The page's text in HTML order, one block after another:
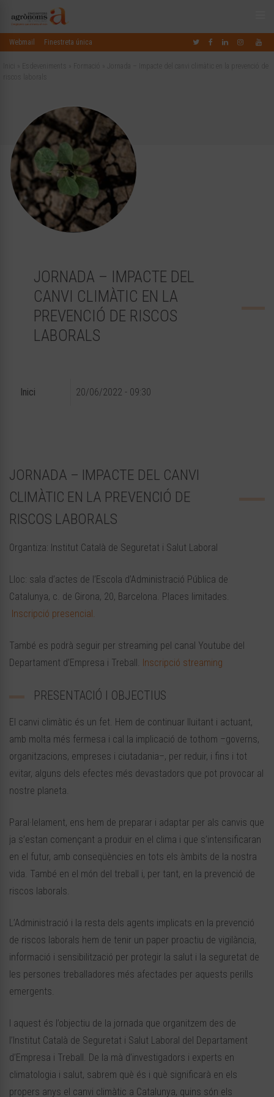
Webmail Finestreta única
JORNADA – IMPACTE DEL
CANVI CLIMÀTIC EN LA
PREVENCIÓ DE RISCOS
LABORALS
Inici 20/06/2022 - 09:30
JORNADA – IMPACTE DEL CANVI
CLIMÀTIC EN LA PREVENCIÓ DE
RISCOS LABORALS
Organtiza: Institut Català de Seguretat i Salut Laboral
Lloc: sala d’actes de l’Escola d’Administració Pública de
Catalunya, c. de Girona, 20, Barcelona. Places limitades.
Inscripció presencial.
També es podrà seguir per streaming pel canal Youtube del
Departament d’Empresa i Treball. Inscripció streaming
PRESENTACIÓ I OBJECTIUS
El canvi climàtic és un fet. Hem de continuar lluitant i actuant,
amb molta més fermesa i cal la implicació de tothom –governs,
organitzacions, empreses i ciutadania–, per reduir, i fins i tot
evitar, alguns dels efectes més devastadors que pot provocar al
nostre planeta.
Paral·lelament, ens hem de preparar i adaptar per als canvis que
ja s’estan començant a produir en el clima i que s’intensificaran
en el futur, amb conseqüències en tots els àmbits de la nostra
vida. També en el món del treball i, per tant, en la prevenció de
riscos laborals.
L’Administració i la resta dels agents implicats en la prevenció
de riscos laborals hem de tenir un paper proactiu de vigilància,
informació i sensibilització per protegir la salut i la seguretat de
les persones treballadores més afectades per aquests perills
emergents.
I aquest és l’objectiu de la jornada que organitzem des de
l’Institut Català de Seguretat i Salut Laboral del Departament
d’Empresa i Treball. De la mà d’investigadors i experts en
climatologia i salut, sabrem què és i què significarà en els
propers anys el canvi climàtic a Catalunya, quins són els